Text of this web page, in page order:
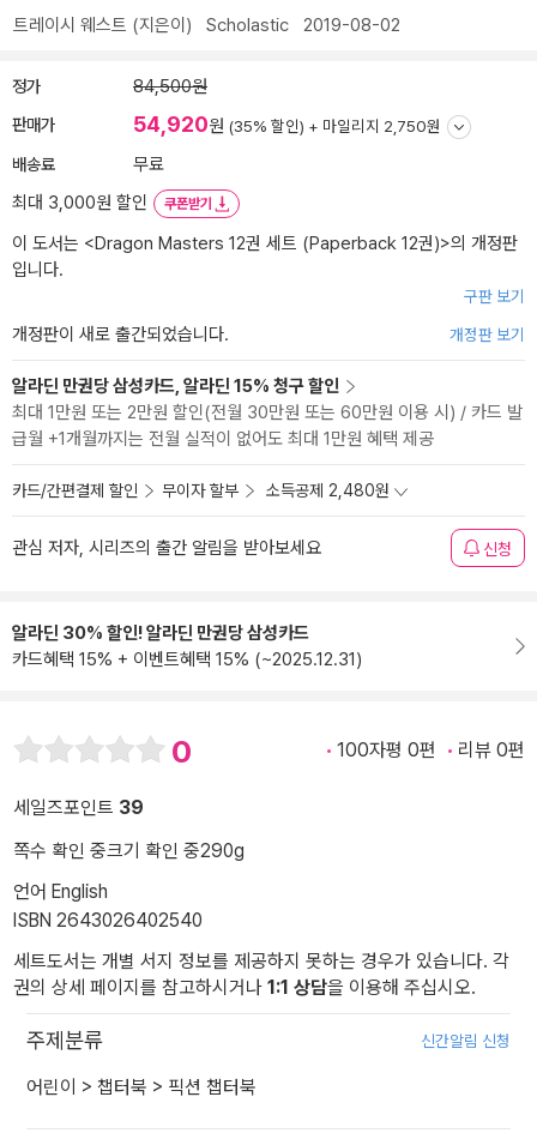
트레이시 웨스트 (지은이) Scholastic 2019-08-02
정가 84,500원
판매가 54,920원 (35% 할인) + 마일리지 2,750원
배송료
무료
최대 3,000원 할인
쿠폰받기
이 도서는 <Dragon Masters 12권 세트 (Paperback 12권)>의 개정판
입니다.
구판 보기
개정판이 새로 출간되었습니다. 개정판 보기
알라딘 만권당 삼성카드, 알라딘 15% 청구 할인
최대 1만원 또는 2만원 할인(전월 30만원 또는 60만원 이용 시) / 카드 발
급월 +1개월까지는 전월 실적이 없어도 최대 1만원 혜택 제공
카드/간편결제 할인 무이자 할부 소득공제 2,480원
관심 저자, 시리즈의 출간 알림을 받아보세요 신청
알라딘 30% 할인! 알라딘 만권당 삼성카드
카드혜택 15% + 이벤트혜택 15% (~2025.12.31)
0 100자평 0편 리뷰 0편
세일즈포인트 39
쪽수 확인 중크기 확인 중290g
언어 English
ISBN 2643026402540
세트도서는 개별 서지 정보를 제공하지 못하는 경우가 있습니다. 각
권의 상세 페이지를 참고하시거나 1:1 상담을 이용해 주십시오.
주제분류 신간알림 신청
어린이 > 챕터북 > 픽션 챕터북